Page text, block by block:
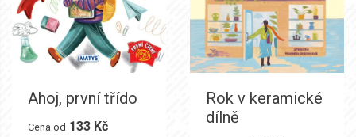
Ahoj, první třído
Cena od 133 Kč
Rok v keramické
dílně